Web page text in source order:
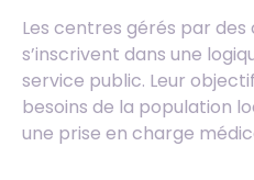
Les centres gérés par
s’inscrivent dans une
service public. Leur
besoins de la population
une prise en charge